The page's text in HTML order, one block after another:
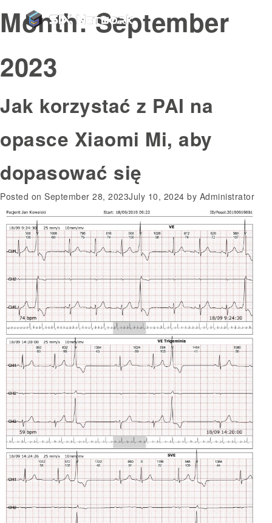
Month:September
2023
Jak korzystać z PAI na
opasce Xiaomi Mi, aby
dopasować się
Posted on September 28, 2023July 10, 2024 by Administrator